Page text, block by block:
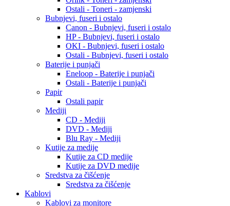
Ostali - Toneri - zamjenski
Bubnjevi, fuseri i ostalo
Canon - Bubnjevi, fuseri i ostalo
HP - Bubnjevi, fuseri i ostalo
OKI - Bubnjevi, fuseri i ostalo
Ostali - Bubnjevi, fuseri i ostalo
Baterije i punjači
Eneloop - Baterije i punjači
Ostali - Baterije i punjači
Papir
Ostali papir
Mediji
CD - Mediji
DVD - Mediji
Blu Ray - Mediji
Kutije za medije
Kutije za CD medije
Kutije za DVD medije
Sredstva za čišćenje
Sredstva za čišćenje
Kablovi
Kablovi za monitore